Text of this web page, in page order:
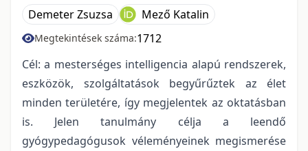
Demeter Zsuzsa Mező Katalin
Megtekintések száma:1712
Cél: a mesterséges intelligencia alapú rendszerek,
eszközök, szolgáltatások begyűrűztek az élet
minden területére, így megjelentek az oktatásban
is. Jelen tanulmány célja a leendő
gyógypedagógusok véleményeinek megismerése